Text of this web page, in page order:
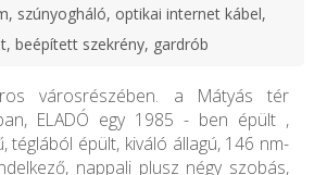
szúnyogháló, optikai internet kábel,
beépített szekrény, gardrób
városrészében. a Mátyás tér
ELADÓ egy 1985 - ben épült ,
téglából épült, kiváló állagú, 146 nm-
nappali plusz négy szobás,